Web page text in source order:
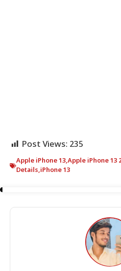
Post Views: 235
Apple iPhone 13,Apple iPhone 13
Details,iPhone 13